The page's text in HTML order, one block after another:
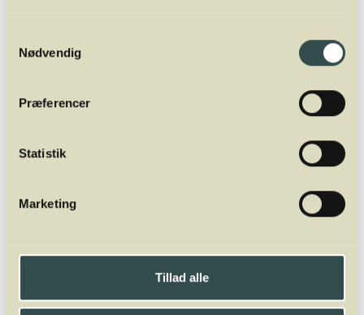
Nødvendig
Præferencer
Statistik
Marketing
Tillad alle
Mads Jordansen har en stor og bred
vinerfaring fra +20 år i branchen. Først som
underviser og ejer af Winelab Academy. Han
Uddannelse. Oveni er han director for